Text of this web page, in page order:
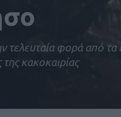
φορά από τα
κακοκαιρίας